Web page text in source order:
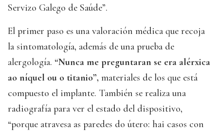
Servizo Galego de Saúde”.
El primer paso es una valoración médica que recoja
la sintomatología, además de una prueba de
alergología. “Nunca me preguntaran se era alérxica
ao níquel ou o titanio”, materiales de los que está
compuesto el implante. También se realiza una
radiografía para ver el estado del dispositivo,
“porque atravesa as paredes do útero: hai casos con